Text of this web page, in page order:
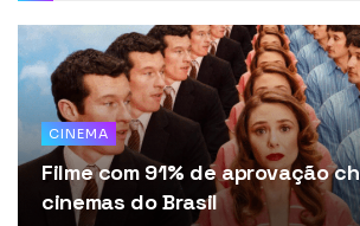
CINEMA
Filme com 91% de aprovação
cinemas do Brasil